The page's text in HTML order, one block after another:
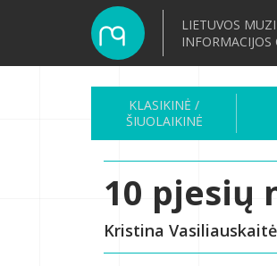
LIETUVOS
INFORMACIJOS
KLASIKINĖ /
ŠIUOLAIKINĖ
10 pjesių
Kristina Vasiliauskaitė